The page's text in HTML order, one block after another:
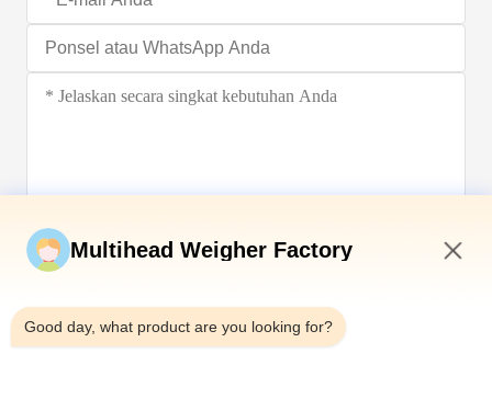
Multihead Weigher Factory
Good day, what product are you looking for?